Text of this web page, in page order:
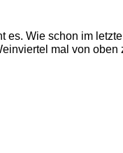
es. Wie schon im
mal von